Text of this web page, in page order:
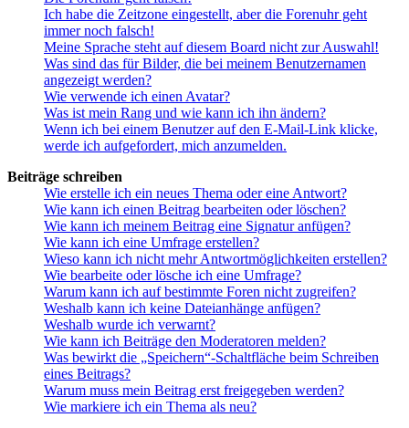
Ich habe die Zeitzone eingestellt, aber die Forenuhr geht
immer noch falsch!
Meine Sprache steht auf diesem Board nicht zur Auswahl!
Was sind das für Bilder, die bei meinem Benutzernamen
angezeigt werden?
Wie verwende ich einen Avatar?
Was ist mein Rang und wie kann ich ihn ändern?
Wenn ich bei einem Benutzer auf den E-Mail-Link klicke,
werde ich aufgefordert, mich anzumelden.
Beiträge schreiben
Wie erstelle ich ein neues Thema oder eine Antwort?
Wie kann ich einen Beitrag bearbeiten oder löschen?
Wie kann ich meinem Beitrag eine Signatur anfügen?
Wie kann ich eine Umfrage erstellen?
Wieso kann ich nicht mehr Antwortmöglichkeiten erstellen?
Wie bearbeite oder lösche ich eine Umfrage?
Warum kann ich auf bestimmte Foren nicht zugreifen?
Weshalb kann ich keine Dateianhänge anfügen?
Weshalb wurde ich verwarnt?
Wie kann ich Beiträge den Moderatoren melden?
Was bewirkt die „Speichern“-Schaltfläche beim Schreiben
eines Beitrags?
Warum muss mein Beitrag erst freigegeben werden?
Wie markiere ich ein Thema als neu?